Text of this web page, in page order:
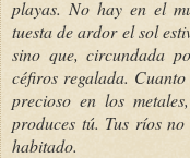
playas. No hay en el
tuesta de ardor el sol
sino que, circundada
céfiros regalada.
precioso en los
produces tú. Tus ríos
habitado.